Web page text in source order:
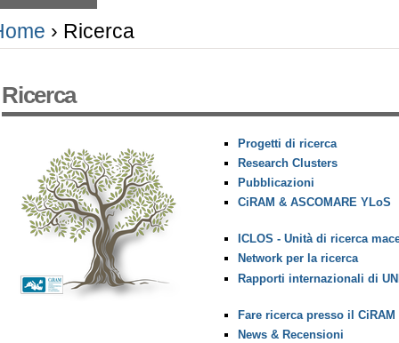
› Ricerca
Ricerca
Progetti di ricerca
Research Clusters
Pubblicazioni
CiRAM & ASCOMARE YLoS
ICLOS - Unità di ricerca
Network per la ricerca
Rapporti internazionali di
Fare ricerca presso il CiRAM
News & Recensioni